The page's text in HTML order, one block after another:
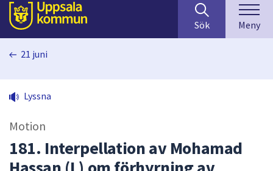
Till sidans
huvudinnehåll
efter
innehåll
på
sökfältet
kommer
Sök Meny
21 juni
Lyssna
Motion
181. Interpellation av Mohamad